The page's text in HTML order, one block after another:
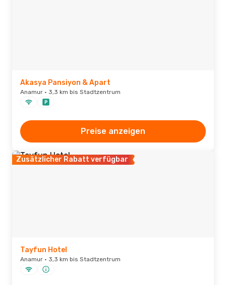
Akasya Pansiyon & Apart
Anamur · 3,3 km bis Stadtzentrum
Preise anzeigen
Zusätzlicher Rabatt verfügbar
Tayfun Hotel
Anamur · 3,3 km bis Stadtzentrum